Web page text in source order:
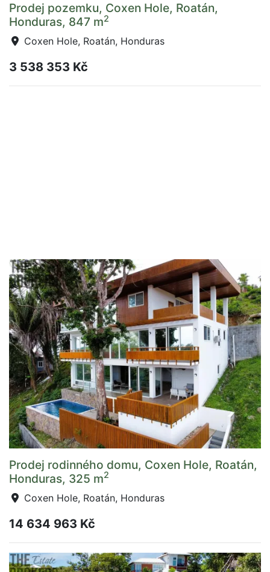
Prodej pozemku, Coxen Hole, Roatán,
Honduras, 847 m2
Coxen Hole, Roatán, Honduras
3 538 353 Kč
Prodej rodinného domu, Coxen Hole, Roatán,
Honduras, 325 m2
Coxen Hole, Roatán, Honduras
14 634 963 Kč